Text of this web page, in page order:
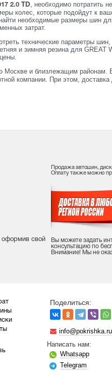
2.0 TD, необходимо потратить
колес, которые подойдут к
необходимые размеры шин
затрат.
технические параметры шин,
и зимняя резина для GREAT
Москве и близлежащим районам.
компании. При этом, доставка
оформив свой
Продажа автошин,
Оплату также можно
Вы можете задать
консультацию по
Внимание! Мы не
Поделиться:
info@pokrishka.ru
Написать нам:
Whatsapp
Telegram